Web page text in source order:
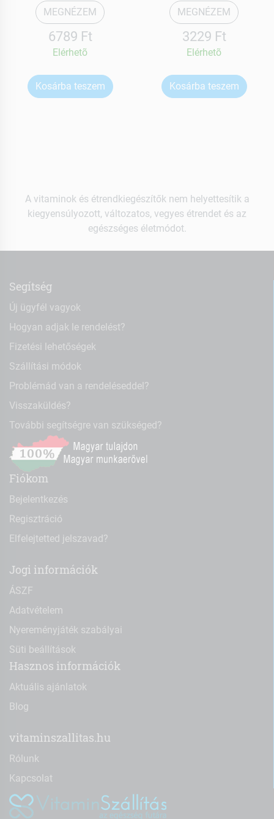
MEGNÉZEM
6789 Ft
Elérhetõ
Kosárba teszem
MEGNÉZEM
3229 Ft
Elérhetõ
Kosárba teszem
A vitaminok és étrendkiegészítők nem helyettesítik a
kiegyensúlyozott, változatos, vegyes étrendet és az
egészséges életmódot.
Segítség
Új ügyfél vagyok
Hogyan adjak le rendelést?
Fizetési lehetőségek
Szállítási módok
Problémád van a rendeléseddel?
Visszaküldés?
További segítségre van szükséged?
Fiókom
Bejelentkezés
Regisztráció
Elfelejtetted jelszavad?
Jogi információk
ÁSZF
Adatvételem
Nyereményjáték szabályai
Süti beállítások
Hasznos információk
Aktuális ajánlatok
Blog
vitaminszallitas.hu
Rólunk
Kapcsolat